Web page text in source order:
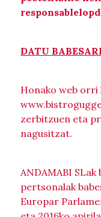
DATU
Honako web orri
zerbitzuen eta
nagusitzat.
ANDAMABI
pertsonalak
Europar